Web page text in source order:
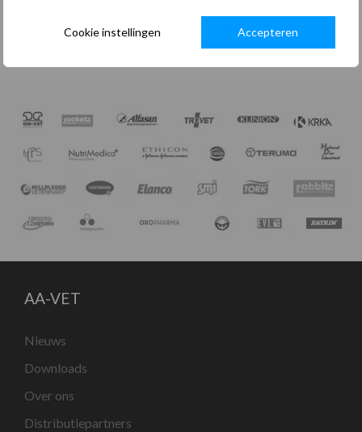
Cookie instellingen Accepteren
AA-VET
Nieuws
Downloads
Over ons
Distributiepartners